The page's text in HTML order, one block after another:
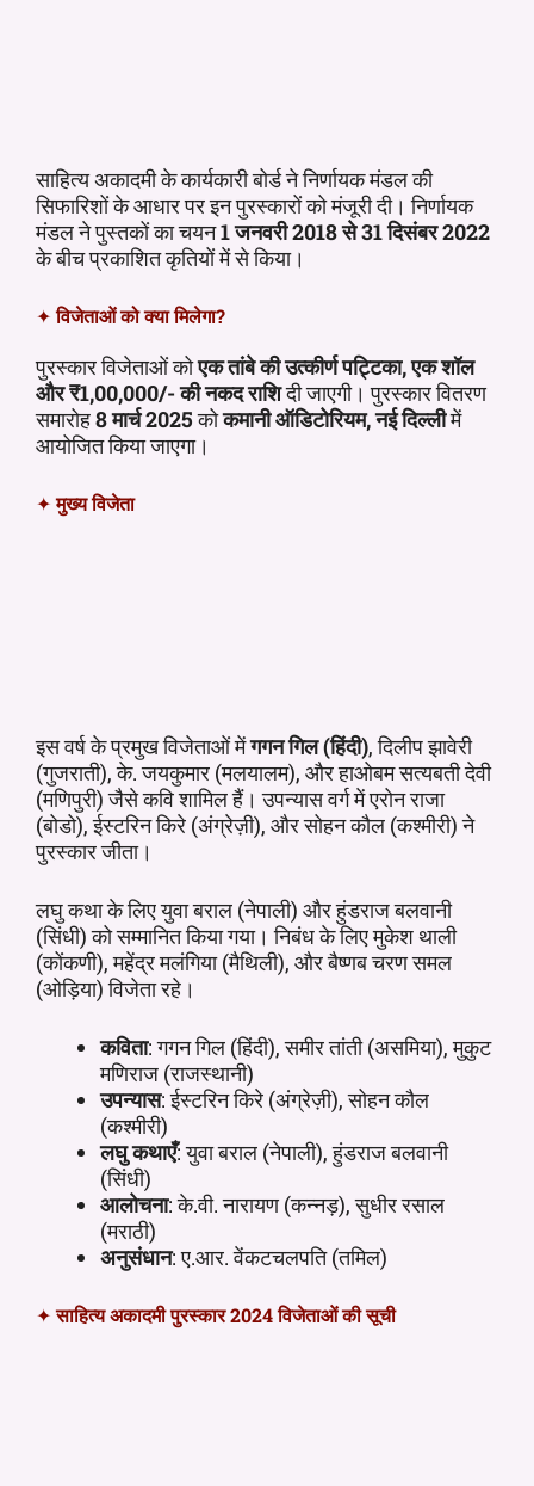
साहित्य अकादमी के कार्यकारी बोर्ड ने निर्णायक मंडल की
सिफारिशों के आधार पर इन पुरस्कारों को मंजूरी दी। निर्णायक
मंडल ने पुस्तकों का चयन1 जनवरी 2018 से 31 दिसंबर 2022
के बीच प्रकाशित कृतियों में से किया।
✦विजेताओं को क्या मिलेगा?
पुरस्कार विजेताओं कोएक तांबे की उत्कीर्ण पट्टिका, एक शॉल
और ₹1,00,000/- की नकद राशिदी जाएगी। पुरस्कार वितरण
समारोह8 मार्च 2025कोकमानी ऑडिटोरियम, नई दिल्लीमें
आयोजित किया जाएगा।
✦मुख्य विजेता
इस वर्ष के प्रमुख विजेताओं मेंगगन गिल (हिंदी), दिलीप झावेरी
(गुजराती), के. जयकुमार (मलयालम), और हाओबम सत्यबती देवी
(मणिपुरी) जैसे कवि शामिल हैं। उपन्यास वर्ग में एरोन राजा
(बोडो), ईस्टरिन किरे (अंग्रेज़ी), और सोहन कौल (कश्मीरी) ने
पुरस्कार जीता।
लघु कथा के लिए युवा बराल (नेपाली) और हुंडराज बलवानी
(सिंधी) को सम्मानित किया गया। निबंध के लिए मुकेश थाली
(कोंकणी), महेंद्र मलंगिया (मैथिली), और बैष्णब चरण समल
(ओड़िया) विजेता रहे।
कविता: गगन गिल (हिंदी), समीर तांती (असमिया), मुकुट
मणिराज (राजस्थानी)
उपन्यास: ईस्टरिन किरे (अंग्रेज़ी), सोहन कौल
(कश्मीरी)
लघु कथाएँ: युवा बराल (नेपाली), हुंडराज बलवानी
(सिंधी)
आलोचना: के.वी. नारायण (कन्नड़), सुधीर रसाल
(मराठी)
अनुसंधान: ए.आर. वेंकटचलपति (तमिल)
✦साहित्य अकादमी पुरस्कार 2024 विजेताओं की सूची